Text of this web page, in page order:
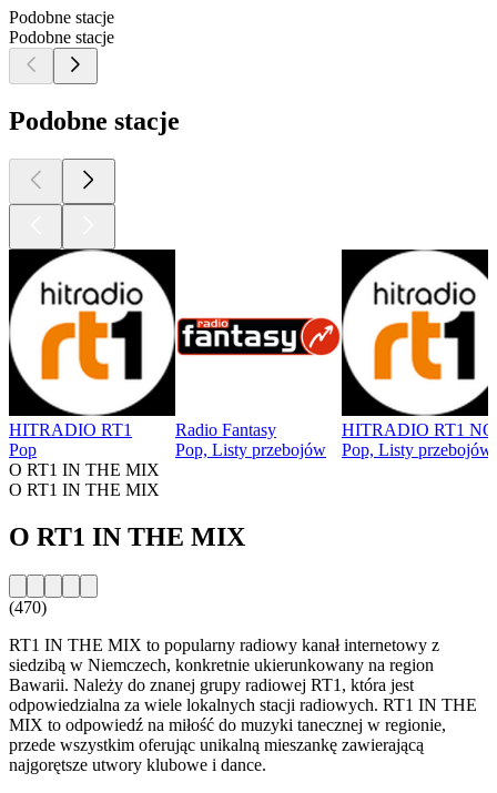
Podobne stacje
Podobne stacje
Podobne stacje
HITRADIO RT1
Pop
Radio Fantasy
Pop, Listy przebojów
HITRADIO RT1
Pop, Listy przebojów
O RT1 IN THE MIX
O RT1 IN THE MIX
O RT1 IN THE MIX
(470)
RT1 IN THE MIX to popularny radiowy kanał internetowy z
siedzibą w Niemczech, konkretnie ukierunkowany na region
Bawarii. Należy do znanej grupy radiowej RT1, która jest
odpowiedzialna za wiele lokalnych stacji radiowych. RT1 IN THE
MIX to odpowiedź na miłość do muzyki tanecznej w regionie,
przede wszystkim oferując unikalną mieszankę zawierającą
najgorętsze utwory klubowe i dance.